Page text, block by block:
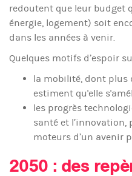
redoutent que leur
énergie, logement) soit
dans les années à venir.
Quelques motifs d’espoir
la mobilité, dont plus
estiment qu'elle
les progrès
santé et l’innovation,
moteurs d’un avenir
2050 : des